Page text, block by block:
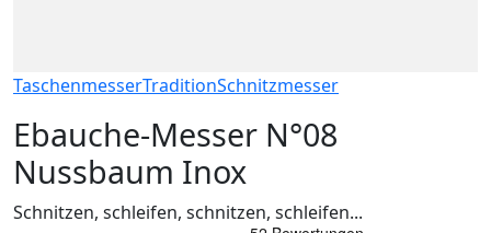
TaschenmesserTraditionSchnitzmesser
Ebauche-Messer N°08
Nussbaum Inox
Schnitzen, schleifen, schnitzen, schleifen...